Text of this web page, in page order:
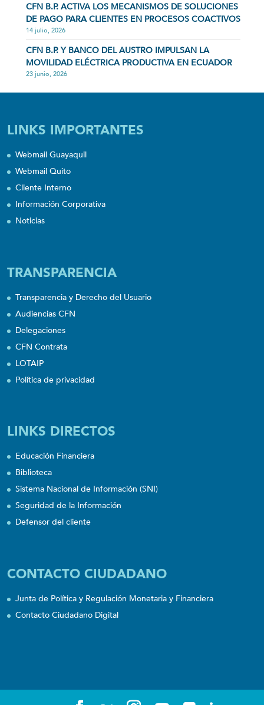
CFN B.P. ACTIVA LOS MECANISMOS DE SOLUCIONES
DE PAGO PARA CLIENTES EN PROCESOS COACTIVOS
14 julio, 2026
CFN B.P. Y BANCO DEL AUSTRO IMPULSAN LA
MOVILIDAD ELÉCTRICA PRODUCTIVA EN ECUADOR
23 junio, 2026
LINKS IMPORTANTES
Webmail Guayaquil
Webmail Quito
Cliente Interno
Información Corporativa
Noticias
TRANSPARENCIA
Transparencia y Derecho del Usuario
Audiencias CFN
Delegaciones
CFN Contrata
LOTAIP
Política de privacidad
LINKS DIRECTOS
Educación Financiera
Biblioteca
Sistema Nacional de Información (SNI)
Seguridad de la Información
Defensor del cliente
CONTACTO CIUDADANO
Junta de Política y Regulación Monetaria y Financiera
Contacto Ciudadano Digital